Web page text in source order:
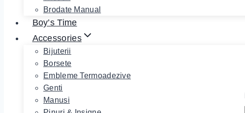
Brodate Manual
Boy’s Time
Accessories
Bijuterii
Borsete
Embleme Termoadezive
Genti
Manusi